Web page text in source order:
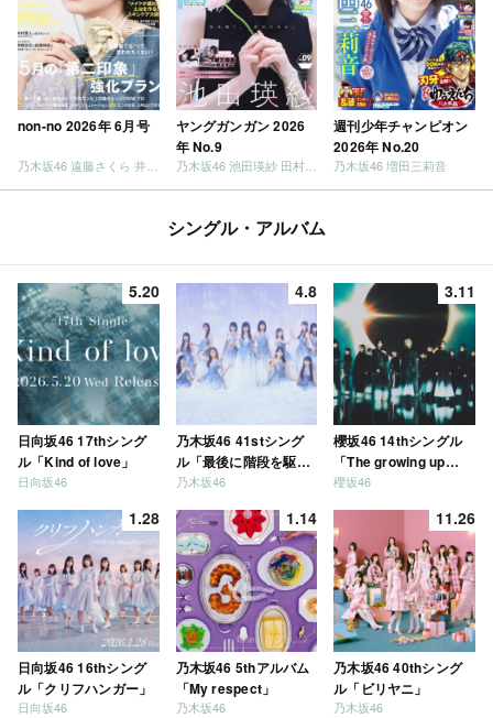
non-no 2026年 6月号
乃木坂46 遠藤さくら 井上和 / 日向坂46 小坂菜緒
ヤングガンガン 2026
年 No.9
乃木坂46 池田瑛紗 田村真佑
週刊少年チャンピオン
2026年 No.20
乃木坂46 増田三莉音
シングル・アルバム
5.20
日向坂46 17thシング
ル「Kind of love」
日向坂46
4.8
乃木坂46 41stシング
ル「最後に階段を駆け
上がったのはいつ
乃木坂46
3.11
櫻坂46 14thシングル
「The growing up
train」
櫻坂46
1.28
日向坂46 16thシング
ル「クリフハンガー」
日向坂46
1.14
乃木坂46 5thアルバム
「My respect」
乃木坂46
11.26
乃木坂46 40thシング
ル「ビリヤニ」
乃木坂46